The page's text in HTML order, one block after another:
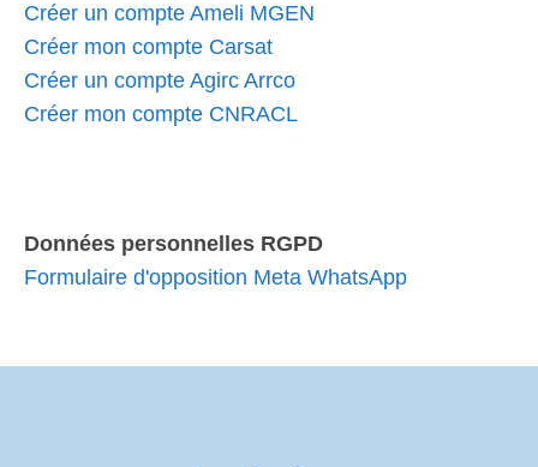
Créer un compte Ameli MGEN
Créer mon compte Carsat
Créer un compte Agirc Arrco
Créer mon compte CNRACL
Données personnelles RGPD
Formulaire d'opposition Meta WhatsApp